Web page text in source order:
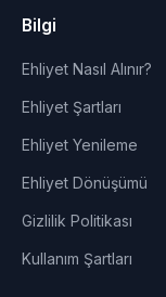
Bilgi
Ehliyet Nasıl Alınır?
Ehliyet Şartları
Ehliyet Yenileme
Ehliyet Dönüşümü
Gizlilik Politikası
Kullanım Şartları